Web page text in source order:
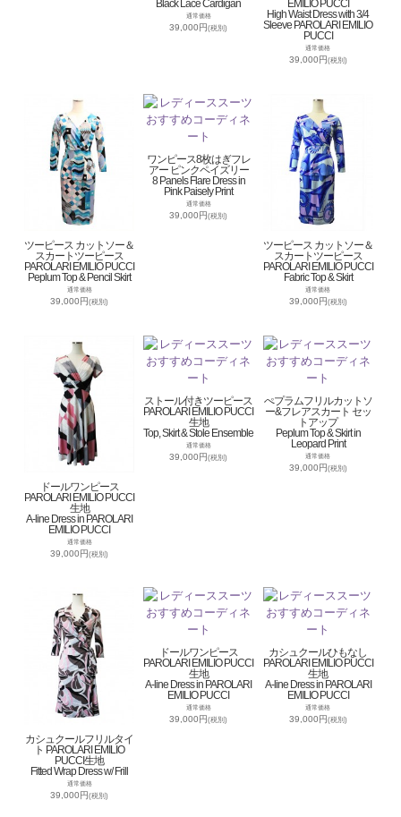
Black Lace Cardigan
通常価格
39,000円(税別)
EMILIO PUCCI
High Waist Dress with 3/4
Sleeve PAROLARI EMILIO
PUCCI
通常価格
39,000円(税別)
ツーピース カットソー＆
スカートツーピース
PAROLARI EMILIO PUCCI
Peplum Top & Pencil Skirt
通常価格
39,000円(税別)
ワンピース8枚はぎフレ
アー ピンクペイズリー
8 Panels Flare Dress in
Pink Paisely Print
通常価格
39,000円(税別)
ツーピース カットソー＆
スカートツーピース
PAROLARI EMILIO PUCCI
Fabric Top & Skirt
通常価格
39,000円(税別)
ドールワンピース
PAROLARI EMILIO PUCCI
生地
A-line Dress in PAROLARI
EMILIO PUCCI
通常価格
39,000円(税別)
ストール付きツーピース
PAROLARI EMILIO PUCCI
生地
Top, Skirt & Stole Ensemble
通常価格
39,000円(税別)
ぺプラムフリルカットソ
ー&フレアスカート セッ
トアップ
Peplum Top & Skirt in
Leopard Print
通常価格
39,000円(税別)
カシュクールフリルタイ
ト PAROLARI EMILIO
PUCCI生地
Fitted Wrap Dress w/ Frill
通常価格
39,000円(税別)
ドールワンピース
PAROLARI EMILIO PUCCI
生地
A-line Dress in PAROLARI
EMILIO PUCCI
通常価格
39,000円(税別)
カシュクールひもなし
PAROLARI EMILIO PUCCI
生地
A-line Dress in PAROLARI
EMILIO PUCCI
通常価格
39,000円(税別)